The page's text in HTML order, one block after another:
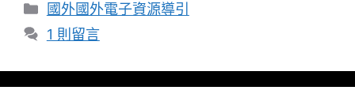
分
類
國外國外電子資源導引
1 則留言